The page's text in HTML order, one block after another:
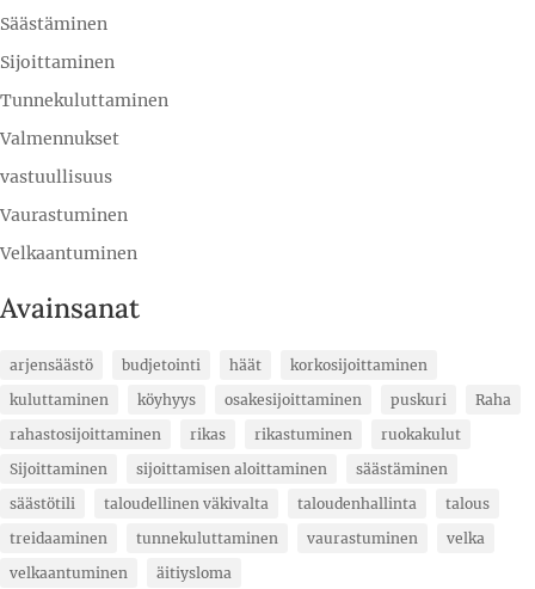
Säästäminen
Sijoittaminen
Tunnekuluttaminen
Valmennukset
vastuullisuus
Vaurastuminen
Velkaantuminen
Avainsanat
arjensäästö budjetointi häät
korkosijoittaminen
kuluttaminen
köyhyys osakesijoittaminen puskuri
Raha
rahastosijoittaminen
rikas rikastuminen
ruokakulut
Sijoittaminen
sijoittamisen aloittaminen
säästäminen
säästötili
taloudellinen väkivalta taloudenhallinta
talous
treidaaminen
tunnekuluttaminen vaurastuminen
velka
velkaantuminen
äitiysloma